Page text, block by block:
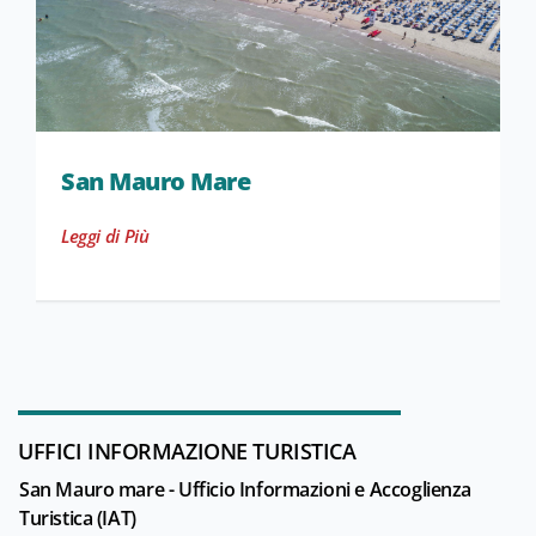
San Mauro Mare
Leggi di Più
UFFICI INFORMAZIONE TURISTICA
San Mauro mare - Ufficio Informazioni e Accoglienza
Turistica (IAT)